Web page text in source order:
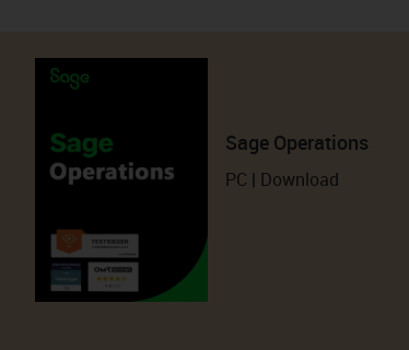
Sage Operations
PC | Download